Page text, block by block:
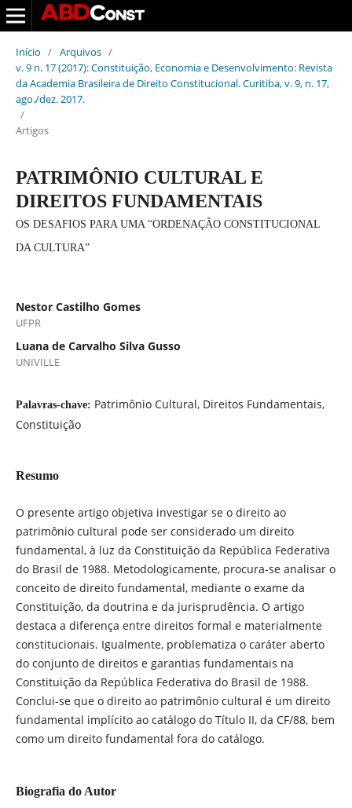
Início / Arquivos /
v. 9 n. 17 (2017): Constituição, Economia e Desenvolvimento: Revista
da Academia Brasileira de Direito Constitucional. Curitiba, v. 9, n. 17,
ago./dez. 2017.
/
Artigos
PATRIMÔNIO CULTURAL E
DIREITOS FUNDAMENTAIS
OS DESAFIOS PARA UMA “ORDENAÇÃO CONSTITUCIONAL
DA CULTURA”
Nestor Castilho Gomes
UFPR
Luana de Carvalho Silva Gusso
UNIVILLE
Palavras-chave: Patrimônio Cultural, Direitos Fundamentais,
Constituição
Resumo
O presente artigo objetiva investigar se o direito ao
patrimônio cultural pode ser considerado um direito
fundamental, à luz da Constituição da República Federativa
do Brasil de 1988. Metodologicamente, procura-se analisar o
conceito de direito fundamental, mediante o exame da
Constituição, da doutrina e da jurisprudência. O artigo
destaca a diferença entre direitos formal e materialmente
constitucionais. Igualmente, problematiza o caráter aberto
do conjunto de direitos e garantias fundamentais na
Constituição da República Federativa do Brasil de 1988.
Conclui-se que o direito ao patrimônio cultural é um direito
fundamental implícito ao catálogo do Título II, da CF/88, bem
como um direito fundamental fora do catálogo.
Biografia do Autor